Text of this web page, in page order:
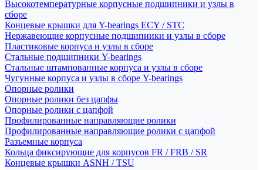
Высокотемпературные корпусные подшипники и узлы в
сборе
Концевые крышки для Y-bearings ECY / STC
Нержавеющие корпусные подшипники и узлы в сборе
Пластиковые корпуса и узлы в сборе
Стальные подшипники Y-bearings
Стальные штампованные корпуса и узлы в сборе
Чугунные корпуса и узлы в сборе Y-bearings
Опорные ролики
Опорные ролики без цапфы
Опорные ролики с цапфой
Профилированные направляющие ролики
Профилированные направляющие ролики с цапфой
Разъемные корпуса
Кольца фиксирующие для корпусов FR / FRB / SR
Концевые крышки ASNH / TSU